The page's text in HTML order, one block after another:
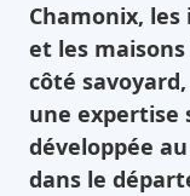
Chamonix, les
et les
côté
une expertise
développée
dans le